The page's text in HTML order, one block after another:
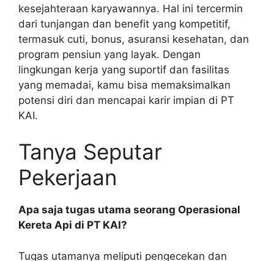
kesejahteraan karyawannya. Hal ini tercermin
dari tunjangan dan benefit yang kompetitif,
termasuk cuti, bonus, asuransi kesehatan, dan
program pensiun yang layak. Dengan
lingkungan kerja yang suportif dan fasilitas
yang memadai, kamu bisa memaksimalkan
potensi diri dan mencapai karir impian di PT
KAI.
Tanya Seputar
Pekerjaan
Apa saja tugas utama seorang Operasional
Kereta Api di PT KAI?
Tugas utamanya meliputi pengecekan dan